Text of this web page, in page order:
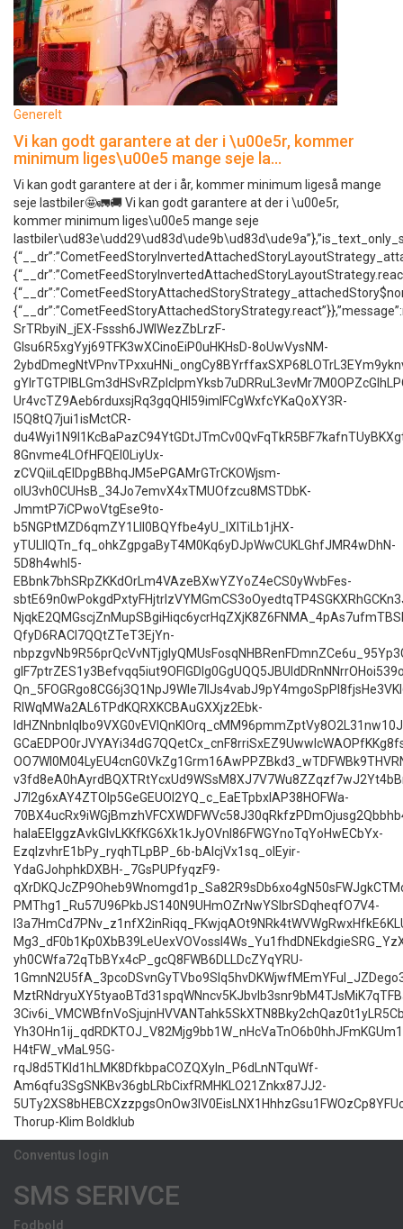
Generelt
Vi kan godt garantere at der i \u00e5r, kommer
minimum liges\u00e5 mange seje la…
Vi kan godt garantere at der i år, kommer minimum ligeså mange
seje lastbiler🤩🚛🚚 Vi kan godt garantere at der i \u00e5r,
kommer minimum liges\u00e5 mange seje
SrTRbyiN_jEX-Fsssh6JWIWezZbLrzF-
Glsu6R5xgYyj69TFK3wXCinoEiP0uHKHsD-8oUwVysNM-
Ur4vcTZ9Aeb6rduxsjRq3gqQHl59imIFCgWxfcYKaQoXY3R-
l5Q8tQ7jui1isMctCR-
8Gnvme4LOfHFQEI0LiyUx-
zCVQiiLqElDpgBBhqJM5ePGAMrGTrCKOWjsm-
oIU3vh0CUHsB_34Jo7emvX4xTMUOfzcu8MSTDbK-
JmmtP7iCPwoVtgEse9to-
b5NGPtMZD6qmZY1LlI0BQYfbe4yU_lXITiLb1jHX-
yTULllQTn_fq_ohkZgpgaByT4M0Kq6yDJpWwCUKLGhfJMR4wDhN-
5D8h4whI5-
EBbnk7bhSRpZKKdOrLm4VAzeBXwYZYoZ4eCS0yWvbFes-
QfyD6RACl7QQtZTeT3EjYn-
RlWqMWa2AL6TPdKQRXKCBAuGXXjz2Ebk-
J7I2g6xAY4ZTOIp5GeGEUOI2YQ_c_EaETpbxIAP38HOFWa-
haIaEEIggzAvkGIvLKKfKG6Xk1kJyOVnI86FWGYnoTqYoHwECbYx-
EzqIzvhrE1bPy_ryqhTLpBP_6b-bAlcjVx1sq_olEyir-
YdaGJohphkDXBH-_7GsPUPfyqzF9-
PMThg1_Ru57U96PkbJS140N9UHmOZrNwYSIbrSDqheqfO7V4-
yh0CWfa72qTbBYx4cP_gcQ8FWB6DLLDcZYqYRU-
H4tFW_vMaL95G-
rqJ8d5TKld1hLMK8DfkbpaCOZQXyln_P6dLnNTquWf-
Am6qfu3SgSNKBv36gbLRbCixfRMHKLO21Znkx87JJ2-
Thorup-Klim Boldklub
Conventus login
SMS SERIVCE
Fodbold